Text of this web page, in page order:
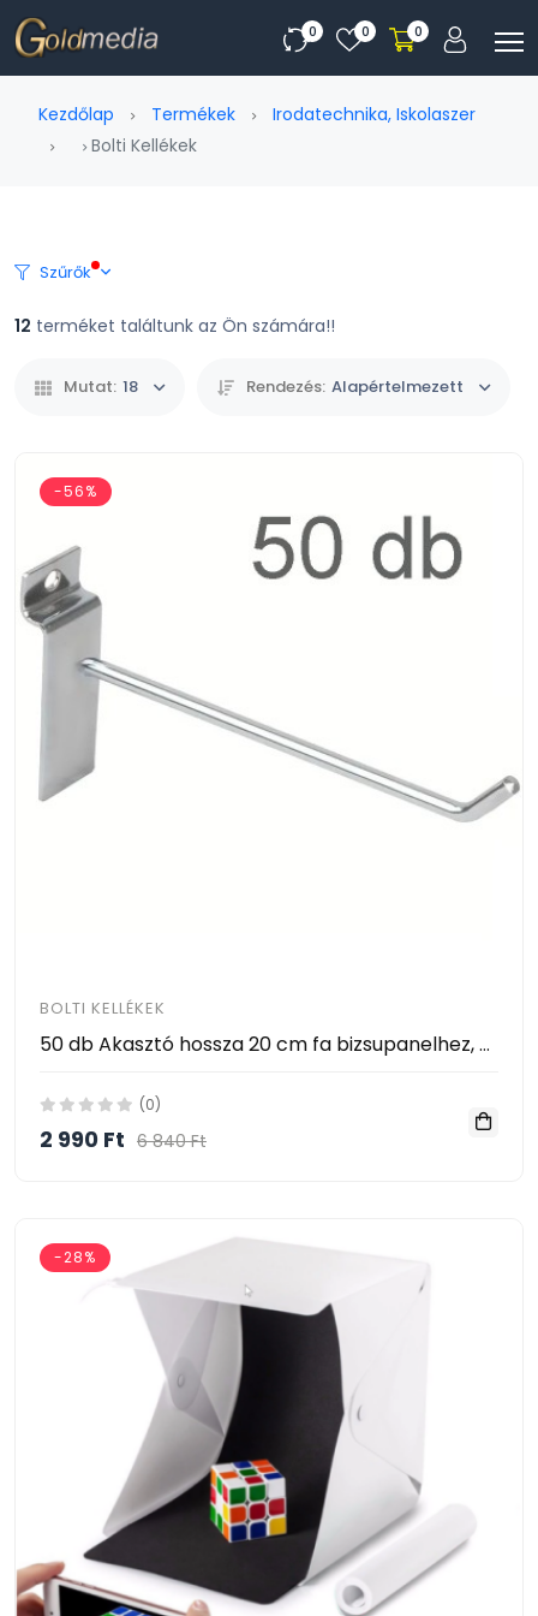
0 0 0
Kezdőlap Termékek
Irodatechnika, Iskolaszer
Bolti Kellékek
Szűrők
12 terméket találtunk az Ön számára!!
Mutat: 18 Rendezés: Alapértelmezett
-56%
BOLTI KELLÉKEK
50 db Akasztó hossza 20 cm fa bizsupanelhez, Szimpla kampó panelba, Krómozott
(0)
2 990 Ft 6 840 Ft
-28%